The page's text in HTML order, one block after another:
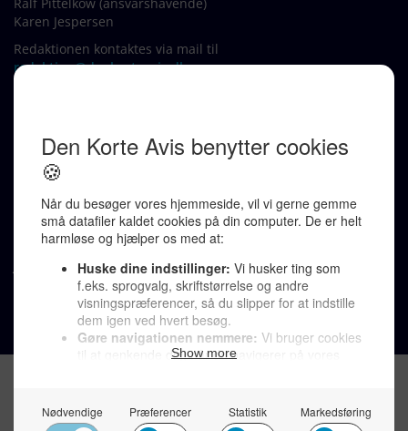
Karen Jespersen
Redaktionen kontaktes via mail til
redaktion@denkorteavis.dk
LINKS
Tidligere aviser >
Om os >
Støt Den Korte Avis >
Jobannoncer >
Send et læserbrev >
Privatlivspolitik >